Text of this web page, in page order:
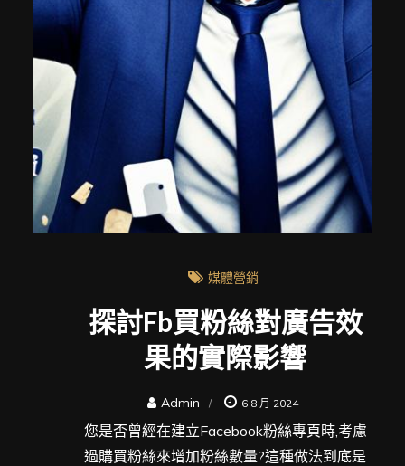
媒體營銷
探討fb買粉絲對廣告效
果的實際影響
Admin 6 8 月 2024
您是否曾經在建立Facebook粉絲專頁時,考慮
過購買粉絲來增加粉絲數量?這種做法到底是